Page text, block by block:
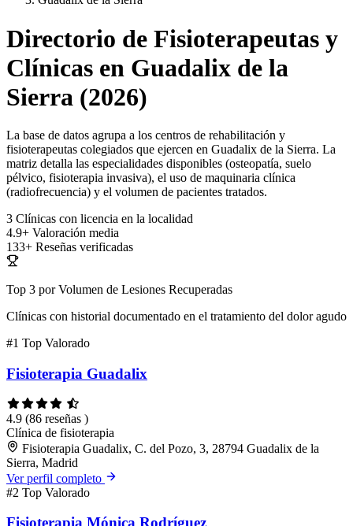
Directorio de Fisioterapeutas y
Clínicas en Guadalix de la
Sierra (2026)
La base de datos agrupa a los centros de rehabilitación y
fisioterapeutas colegiados que ejercen en Guadalix de la Sierra. La
matriz detalla las especialidades disponibles (osteopatía, suelo
pélvico, fisioterapia invasiva), el uso de maquinaria clínica
(radiofrecuencia) y el volumen de pacientes tratados.
3 Clínicas con licencia en la localidad
4.9+ Valoración media
133+ Reseñas verificadas
Top 3 por Volumen de Lesiones Recuperadas
Clínicas con historial documentado en el tratamiento del dolor agudo
#1 Top Valorado
Fisioterapia Guadalix
4.9 (86 reseñas )
Clínica de fisioterapia
Fisioterapia Guadalix, C. del Pozo, 3, 28794 Guadalix de la
Sierra, Madrid
Ver perfil completo
#2 Top Valorado